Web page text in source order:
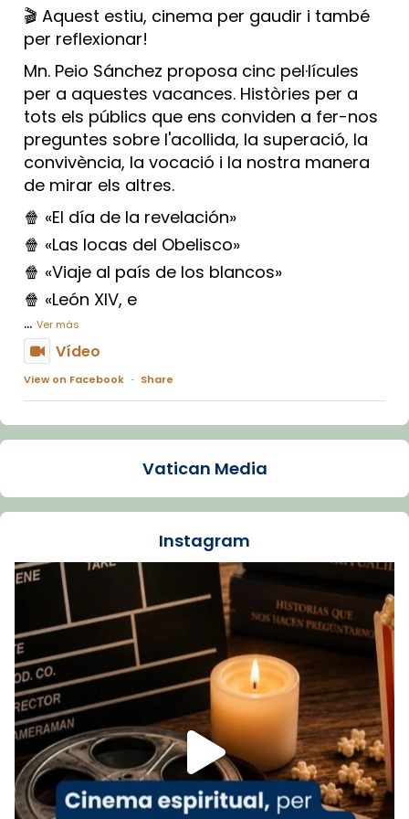
🎬 Aquest estiu, cinema per gaudir i també
per reflexionar!
Mn. Peio Sánchez proposa cinc pel·lícules
per a aquestes vacances. Històries per a
tots els públics que ens conviden a fer-nos
preguntes sobre l'acollida, la superació, la
convivència, la vocació i la nostra manera
de mirar els altres.
🍿 «El día de la revelación»
🍿 «Las locas del Obelisco»
🍿 «Viaje al país de los blancos»
🍿 «León XIV, e
... Ver más
Vídeo
View on Facebook · Share
Arquebisbat de Barcelona
La Carmina va patir depressió. Fa gairebé
dos mesos, a l'Estadi Lluís Companys, la
Recupera l'entrevista comp
Vatican
tican News 👇
www.vaticannews.va/es/iglesia/news/2026-
07/carmina-historia-depresion-papa-viaje-
espana-testimoni...
Foto
View on Facebook · Share
Arquebisbat de Barcelona
1 week ago
Vatican Media
Instagram